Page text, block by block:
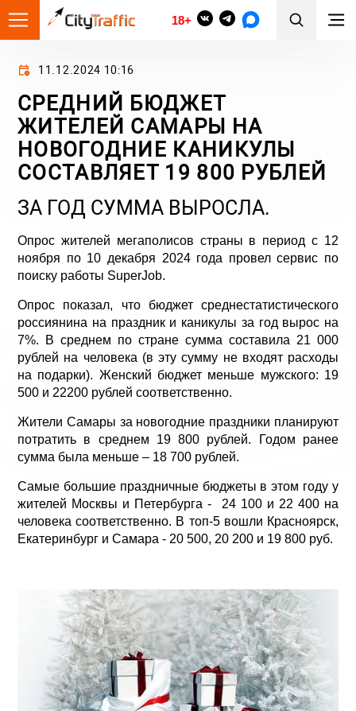
18+
11.12.2024 10:16
СРЕДНИЙ БЮДЖЕТ
ЖИТЕЛЕЙ САМАРЫ НА
НОВОГОДНИЕ КАНИКУЛЫ
СОСТАВЛЯЕТ 19 800 РУБЛЕЙ
ЗА ГОД СУММА ВЫРОСЛА.
Опрос жителей мегаполисов страны в период с 12
ноября по 10 декабря 2024 года провел сервис по
поиску работы SuperJob.
Опрос показал, что бюджет среднестатистического
россиянина на праздник и каникулы за год вырос на
7%. В среднем по стране сумма составила 21 000
рублей на человека (в эту сумму не входят расходы
на подарки). Женский бюджет меньше мужского: 19
500 и 22200 рублей соответственно.
Жители Самары за новогодние праздники планируют
потратить в среднем 19 800 рублей. Годом ранее
сумма была меньше – 18 700 рублей.
Самые большие праздничные бюджеты в этом году у
жителей Москвы и Петербурга - 24 100 и 22 400 на
человека соответственно. В топ-5 вошли Красноярск,
Екатеринбург и Самара - 20 500, 20 200 и 19 800 руб.